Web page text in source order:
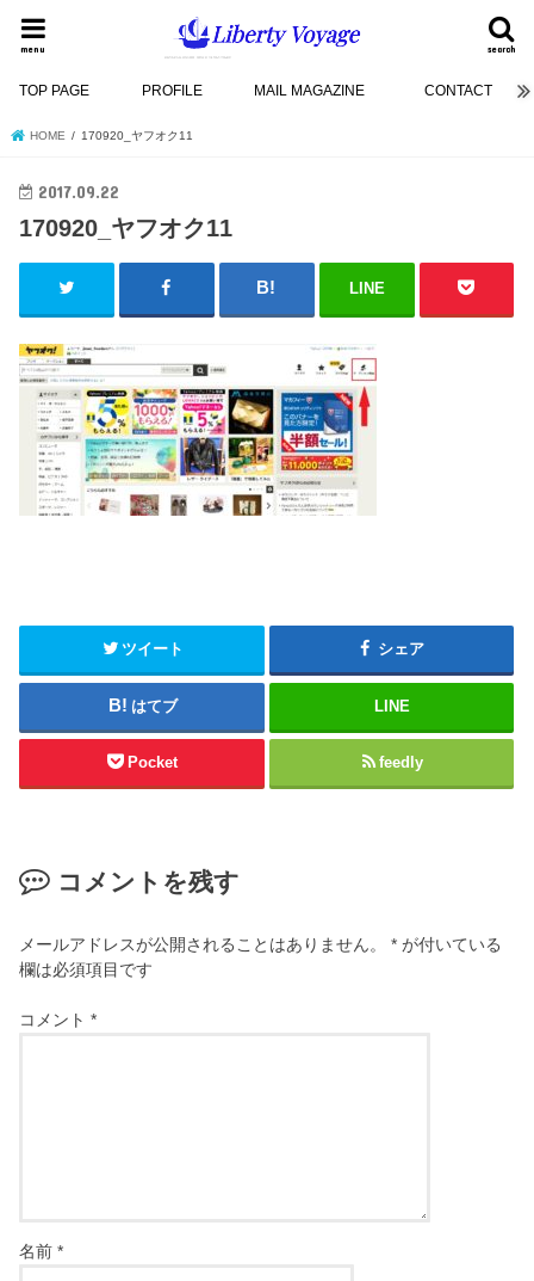
search
menu
TOP PAGE PROFILE MAIL MAGAZINE CONTACT
HOME 170920_ヤフオク11
2017.09.22
170920_ヤフオク11
LINE
ツイート シェア
はてブ LINE
Pocket feedly
コメントを残す
メールアドレスが公開されることはありません。 * が付いている
欄は必須項目です
コメント*
名前*